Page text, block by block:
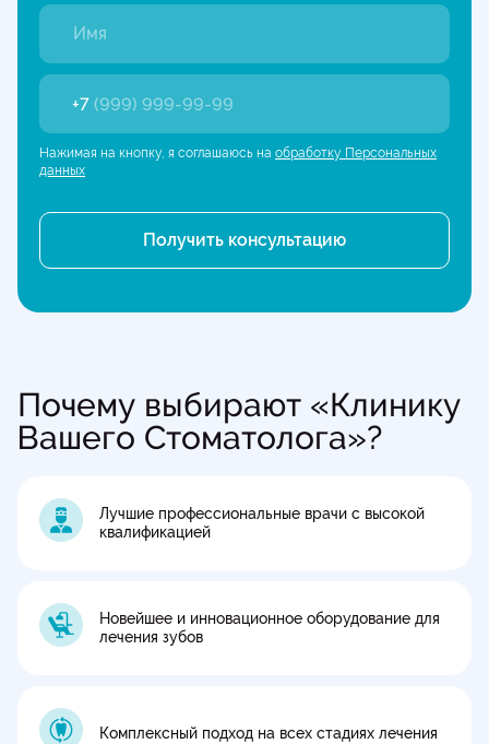
+7 (999) 999-99-99
Нажимая на кнопку, я соглашаюсь на обработку Персональных
данных
Почему выбирают «Клинику
Вашего Стоматолога»?
Лучшие профессиональные врачи с высокой
квалификацией
Новейшее и инновационное оборудование для
лечения зубов
Комплексный подход на всех стадиях лечения